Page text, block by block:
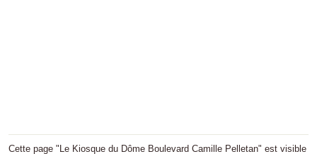
Cette page "Le Kiosque du Dôme Boulevard Camille Pelletan" est visible